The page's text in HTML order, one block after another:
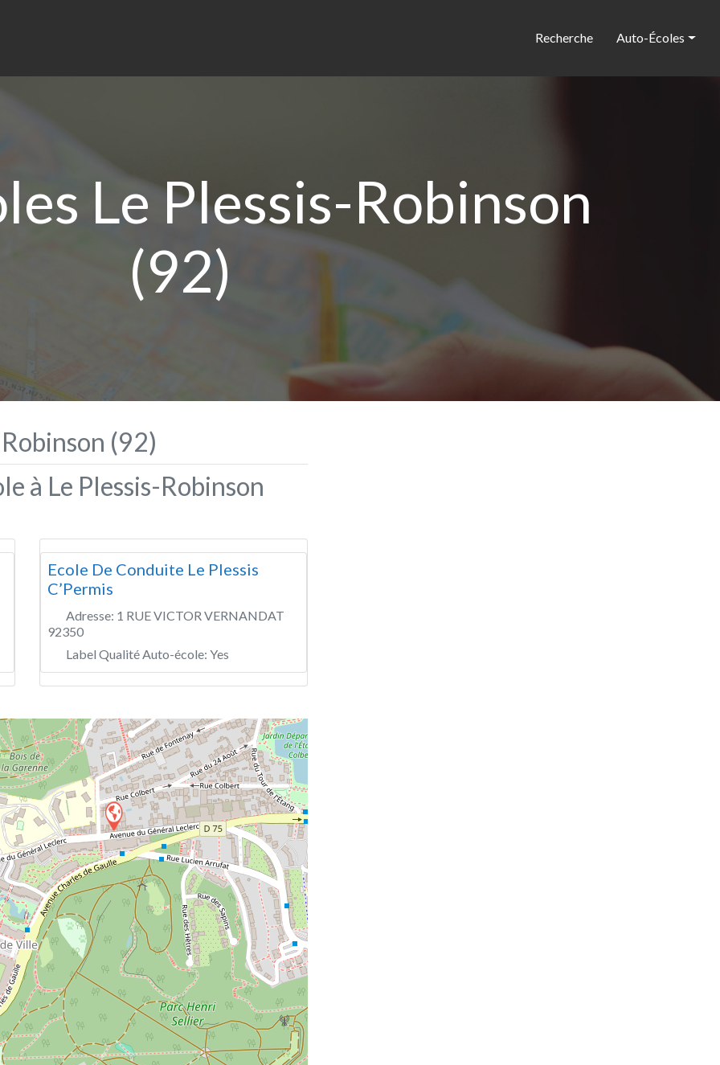
Recherche Auto-Écoles
Le Plessis-Robinson
(92)
(92)
à Le Plessis-Robinson
Ecole De Conduite Le Plessis
C’Permis
Adresse: 1 RUE VICTOR VERNANDAT
92350
Label Qualité Auto-école: Yes